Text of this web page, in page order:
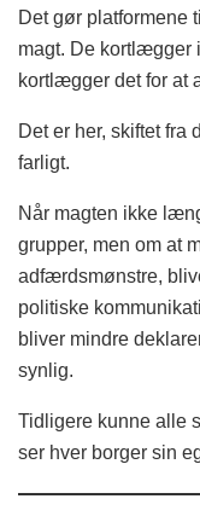
Det gør platformene
magt. De kortlægger
kortlægger det for at
Det er her, skiftet fra
farligt.
Når magten ikke
grupper, men om at
adfærdsmønstre,
politiske
bliver mindre
synlig.
Tidligere kunne alle
ser hver borger sin